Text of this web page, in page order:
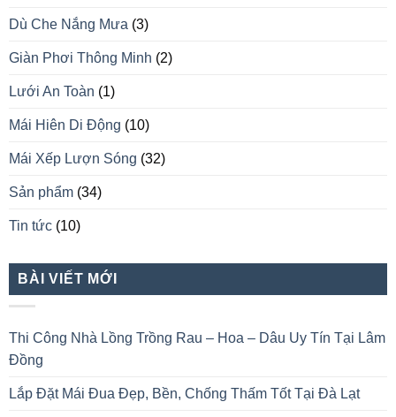
Dù Che Nắng Mưa (3)
Giàn Phơi Thông Minh (2)
Lưới An Toàn (1)
Mái Hiên Di Động (10)
Mái Xếp Lượn Sóng (32)
Sản phẩm (34)
Tin tức (10)
BÀI VIẾT MỚI
Thi Công Nhà Lồng Trồng Rau – Hoa – Dâu Uy Tín Tại Lâm
Đồng
Lắp Đặt Mái Đua Đẹp, Bền, Chống Thấm Tốt Tại Đà Lạt